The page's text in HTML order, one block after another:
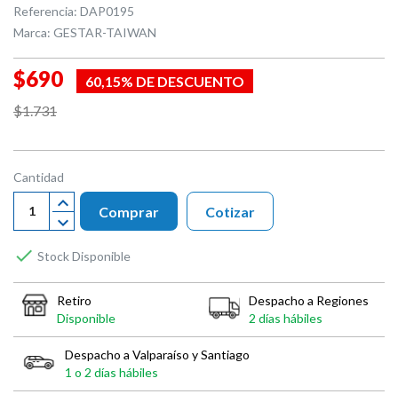
Referencia: DAP0195
Marca: GESTAR-TAIWAN
$690
60,15% DE DESCUENTO
$1.731
Cantidad
Comprar
 Stock Disponible
Cotizar
Retiro
Disponible
Despacho a Regiones
2 días hábiles
Despacho a Valparaíso y Santiago
1 o 2 días hábiles